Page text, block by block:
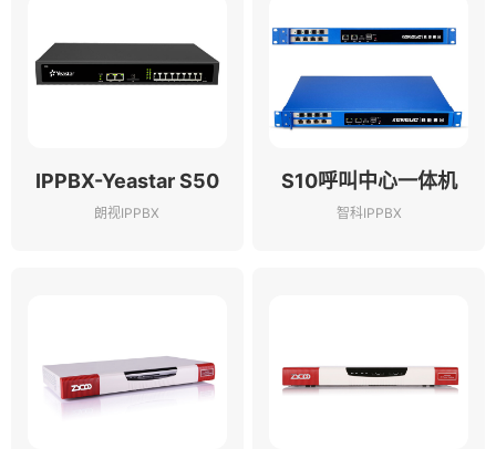
IPPBX-Yeastar S50
朗视IPPBX
S10呼叫中心一体机
智科IPPBX